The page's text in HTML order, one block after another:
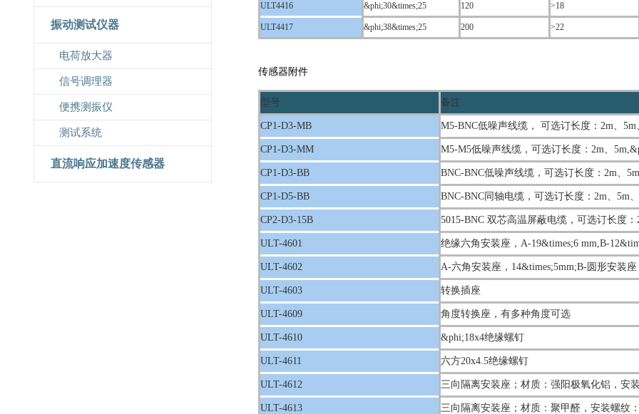
振动测试仪器
电荷放大器
信号调理器
便携测振仪
测试系统
直流响应加速度传感器
ULT4416 &phi;30&times;25 120 >18
ULT4417 &phi;38&times;25 200 >22
传感器附件
型号 备注
CP1-D3-MB M5-BNC低噪声线缆， 可选订长度：2m、5m
CP1-D3-MM M5-M5低噪声线缆，可选订长度：2m、
CP1-D3-BB BNC-BNC低噪声线缆，可选订长度：2m、
CP1-D5-BB BNC-BNC同轴电缆，可选订长度：2m、5m
CP2-D3-15B 5015-BNC 双芯高温屏蔽电缆，可选订长度
ULT-4601 绝缘六角安装座，A-19&times;6 mm,B-
ULT-4602 A-六角安装座，14&times;5mm;B-圆形安装
ULT-4603 转换插座
ULT-4609 角度转换座，有多种角度可选
ULT-4610 &phi;18x4绝缘螺钉
ULT-4611 六方20x4.5绝缘螺钉
ULT-4612 三向隔离安装座；材质：强阳极氧化铝，安
ULT-4613 三向隔离安装座；材质：聚甲醛，安装螺纹